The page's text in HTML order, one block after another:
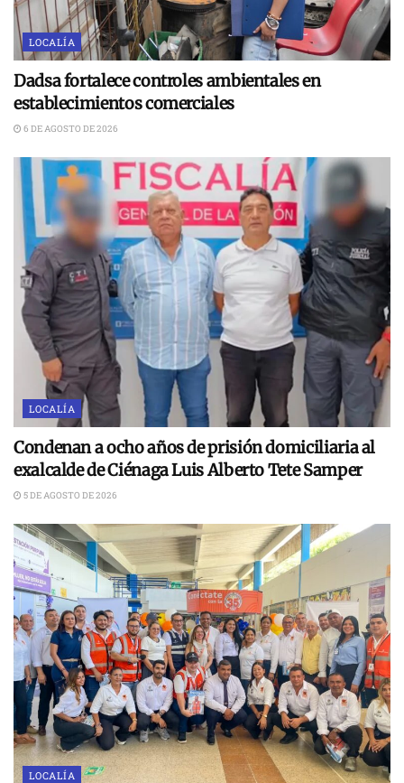
LOCALÍA
Dadsa fortalece controles ambientales en
establecimientos comerciales
6 DE AGOSTO DE 2026
LOCALÍA
Condenan a ocho años de prisión domiciliaria al
exalcalde de Ciénaga Luis Alberto Tete Samper
5 DE AGOSTO DE 2026
LOCALÍA